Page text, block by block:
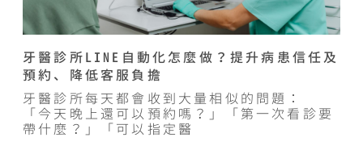
牙醫診所LINE自動化怎麼做？提升病患信任及
預約、降低客服負擔
牙醫診所每天都會收到大量相似的問題：
「今天晚上還可以預約嗎？」「第一次看診要
帶什麼？」「可以指定醫